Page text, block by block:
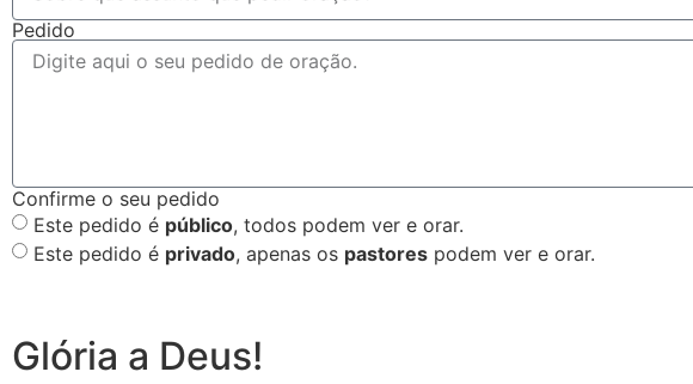
Pedido
Confirme o seu pedido
Este pedido é público, todos podem ver e orar.
Este pedido é privado, apenas os pastores podem ver e orar.
Glória a Deus!